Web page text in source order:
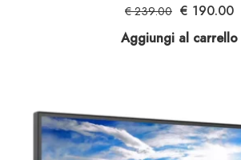
€239.00 Il
prezzo
originale
€ 190.00Il
Aggiungi al carrello